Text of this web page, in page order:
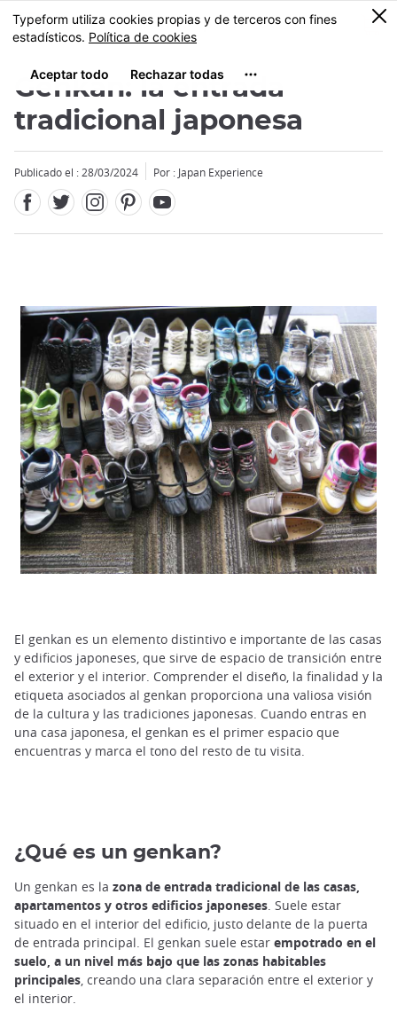
Tamaño
MENU
0
Genkan: la entrada
tradicional japonesa
Publicado el : 28/03/2024 Por : Japan Experience
El genkan es un elemento distintivo e importante de las casas
y edificios japoneses, que sirve de espacio de transición entre
el exterior y el interior. Comprender el diseño, la finalidad y la
etiqueta asociados al genkan proporciona una valiosa visión
de la cultura y las tradiciones japonesas. Cuando entras en
una casa japonesa, el genkan es el primer espacio que
encuentras y marca el tono del resto de tu visita.
¿Qué es un genkan?
Un genkan es la zona de entrada tradicional de las casas,
apartamentos y otros edificios japoneses. Suele estar
situado en el interior del edificio, justo delante de la puerta
de entrada principal. El genkan suele estar empotrado en el
suelo, a un nivel más bajo que las zonas habitables
principales, creando una clara separación entre el exterior y
el interior.